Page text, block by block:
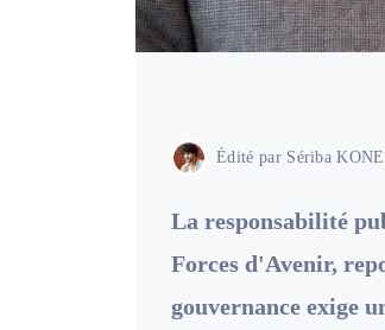
Édité par Sériba KONE
La responsabilité
Forces d'Avenir,
gouvernance exige